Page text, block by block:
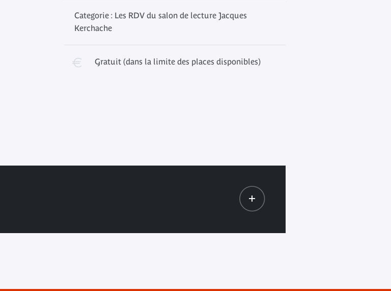
Categorie : Les RDV du salon de lecture Jacques
Kerchache
Gratuit (dans la limite des places disponibles)